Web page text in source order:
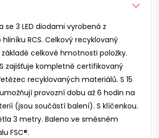
se 3 LED diodami vyrobená z
RCS. Celkový recyklovaný
základě celkové hmotnosti položky.
zajišťuje kompletně certifikovaný
recyklovaných materiálů. S 15
provozní dobu až 6 hodin na
(jsou součástí balení). S klíčenkou.
3 metry. Baleno ve směsném
FSC®.